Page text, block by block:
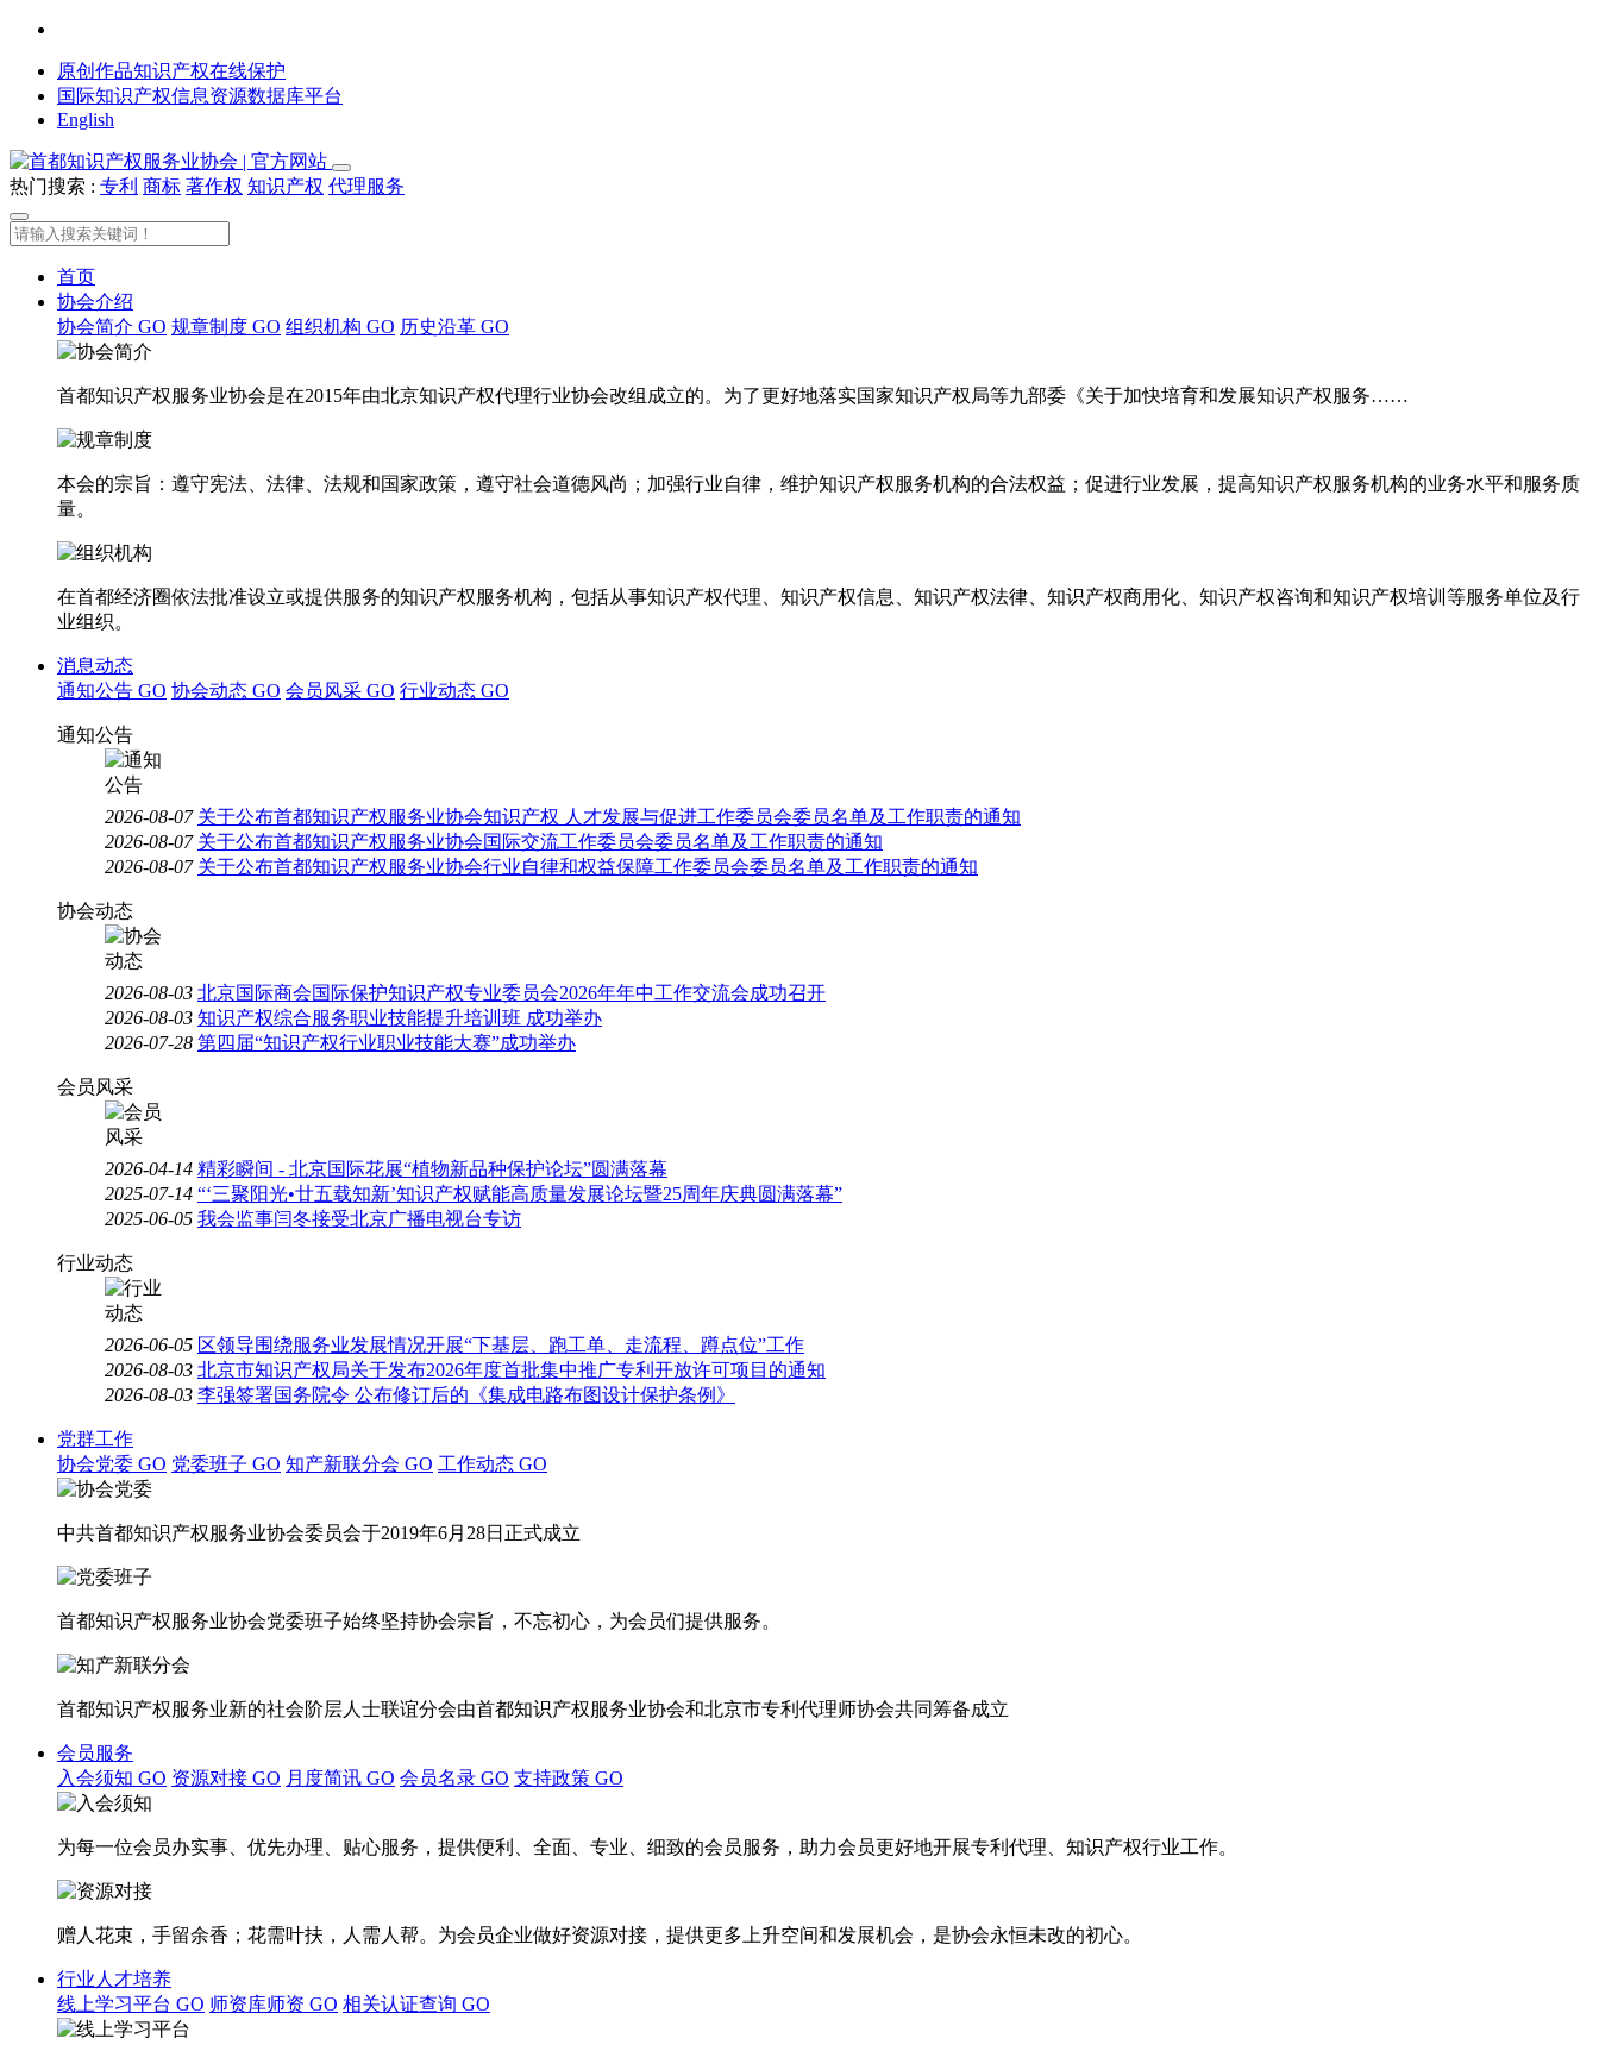
原创作品知识产权在线保护
国际知识产权信息资源数据库平台
English
热门搜索 : 专利 商标 著作权 知识产权 代理服务
首页
协会介绍
协会简介 GO 规章制度 GO 组织机构 GO 历史沿革 GO
首都知识产权服务业协会是在2015年由北京知识产权代理行业协会改组成立的。为了更好地落实国家知识产权局等九部委《关于加快培育和发展知识产权服务……
本会的宗旨：遵守宪法、法律、法规和国家政策，遵守社会道德风尚；加强行业自律，维护知识产权服务机构的合法权益；促进行业发展，提高知识产权服务机构的业务水平和服务质
量。
在首都经济圈依法批准设立或提供服务的知识产权服务机构，包括从事知识产权代理、知识产权信息、知识产权法律、知识产权商用化、知识产权咨询和知识产权培训等服务单位及行
业组织。
消息动态
通知公告 GO 协会动态 GO 会员风采 GO 行业动态 GO
通知公告
2026-08-07 关于公布首都知识产权服务业协会知识产权 人才发展与促进工作委员会委员名单及工作职责的通知
2026-08-07 关于公布首都知识产权服务业协会国际交流工作委员会委员名单及工作职责的通知
2026-08-07 关于公布首都知识产权服务业协会行业自律和权益保障工作委员会委员名单及工作职责的通知
协会动态
2026-08-03 北京国际商会国际保护知识产权专业委员会2026年年中工作交流会成功召开
2026-08-03 知识产权综合服务职业技能提升培训班 成功举办
2026-07-28 第四届“知识产权行业职业技能大赛”成功举办
会员风采
2026-04-14 精彩瞬间 - 北京国际花展“植物新品种保护论坛”圆满落幕
2025-07-14 “‘三聚阳光•廿五载知新’知识产权赋能高质量发展论坛暨25周年庆典圆满落幕”
2025-06-05 我会监事闫冬接受北京广播电视台专访
行业动态
2026-06-05 区领导围绕服务业发展情况开展“下基层、跑工单、走流程、蹲点位”工作
2026-08-03 北京市知识产权局关于发布2026年度首批集中推广专利开放许可项目的通知
2026-08-03 李强签署国务院令 公布修订后的《集成电路布图设计保护条例》
党群工作
协会党委 GO 党委班子 GO 知产新联分会 GO 工作动态 GO
中共首都知识产权服务业协会委员会于2019年6月28日正式成立
首都知识产权服务业协会党委班子始终坚持协会宗旨，不忘初心，为会员们提供服务。
首都知识产权服务业新的社会阶层人士联谊分会由首都知识产权服务业协会和北京市专利代理师协会共同筹备成立
会员服务
入会须知 GO 资源对接 GO 月度简讯 GO 会员名录 GO 支持政策 GO
为每一位会员办实事、优先办理、贴心服务，提供便利、全面、专业、细致的会员服务，助力会员更好地开展专利代理、知识产权行业工作。
赠人花束，手留余香；花需叶扶，人需人帮。为会员企业做好资源对接，提供更多上升空间和发展机会，是协会永恒未改的初心。
行业人才培养
线上学习平台 GO 师资库师资 GO 相关认证查询 GO